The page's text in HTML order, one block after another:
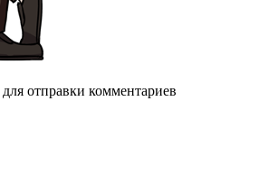
для отправки комментариев